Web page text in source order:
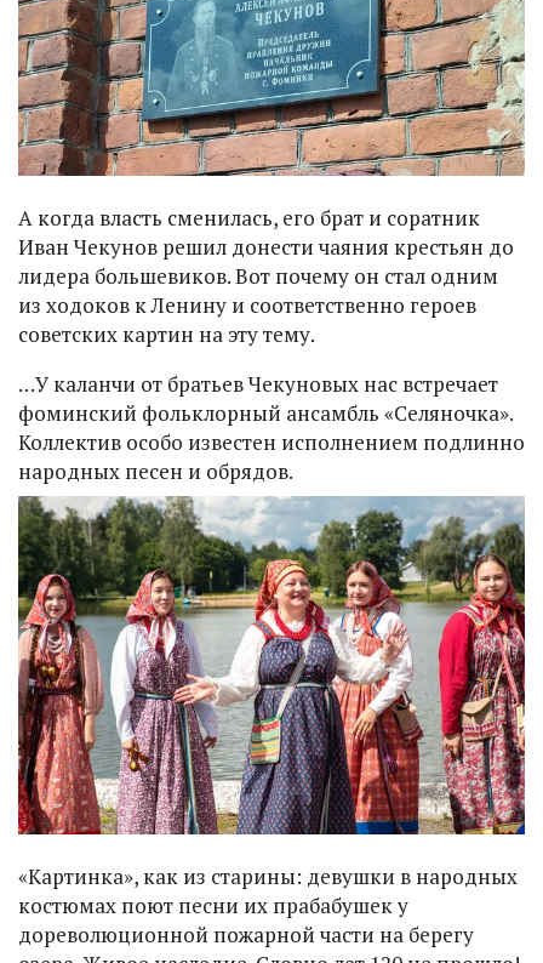
А когда власть сменилась, его брат и соратник
Иван Чекунов решил донести чаяния крестьян до
лидера большевиков. Вот почему он стал одним
из ходоков к Ленину и соответственно героев
советских картин на эту тему.
…У каланчи от братьев Чекуновых нас встречает
фоминский фольклорный ансамбль «Селяночка».
Коллектив особо известен исполнением подлинно
народных песен и обрядов.
«Картинка», как из старины: девушки в народных
костюмах поют песни их прабабушек у
дореволюционной пожарной части на берегу